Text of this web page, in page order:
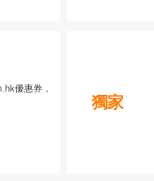
優惠券，
獨家